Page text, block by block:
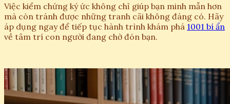
Việc kiểm chứng ký ức không chỉ giúp bạn minh mẫn hơn
mà còn tránh được những tranh cãi không đáng có. Hãy
áp dụng ngay để tiếp tục hành trình khám phá 1001 bí ẩn
về tâm trí con người đang chờ đón bạn.